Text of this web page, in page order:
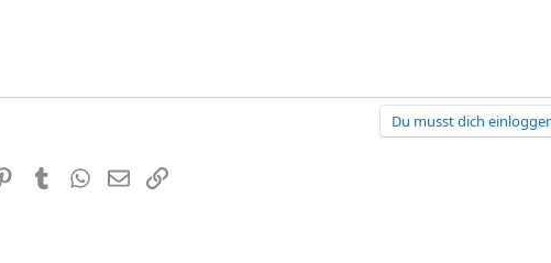
Du musst dich
PinterestTumblrWhatsApp
E-MailLink